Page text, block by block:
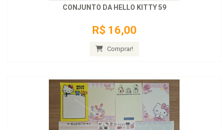
CONJUNTO DA HELLO KITTY 59
R$ 16,00
Comprar!